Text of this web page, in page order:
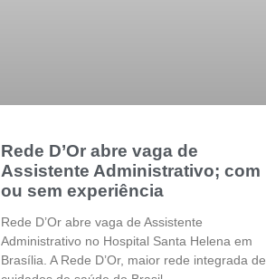
Rede D’Or abre vaga de
Assistente Administrativo; com
ou sem experiência
Rede D’Or abre vaga de Assistente
Administrativo no Hospital Santa Helena em
Brasília. A Rede D’Or, maior rede integrada de